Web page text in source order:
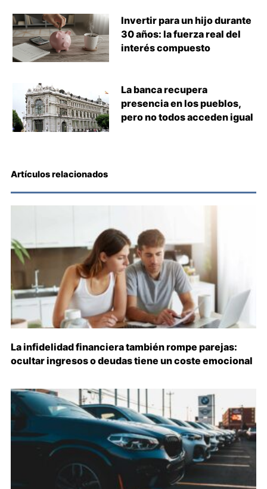
Invertir para un hijo durante
30 años: la fuerza real del
interés compuesto
La banca recupera
presencia en los pueblos,
pero no todos acceden igual
Artículos relacionados
La infidelidad financiera también rompe parejas:
ocultar ingresos o deudas tiene un coste emocional